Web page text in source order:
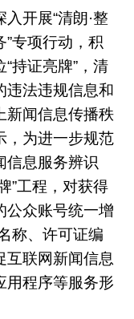
开展“清朗·整
专项行动，积
持证亮牌”，清
违法违规信息和
新闻信息传播秩
，为进一步规范
信息服务辨识
”工程，对获得
公众账号统一增
称、许可证编
互联网新闻信息
用程序等服务形